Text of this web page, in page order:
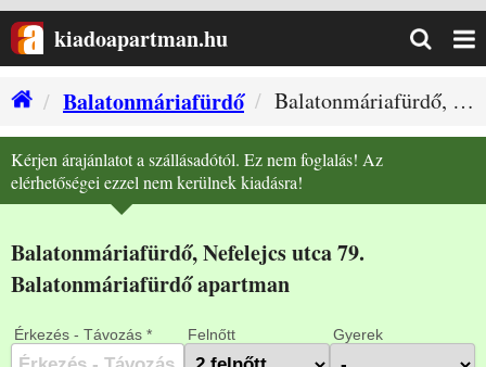
kiadoapartman.hu
Balatonmáriafürdő
Balatonmáriafürdő, Nefelejcs utca 79. (Balatonmáriafürdő szállás)
Kérjen árajánlatot a szállásadótól. Ez nem foglalás! Az
elérhetőségei ezzel nem kerülnek kiadásra!
Balatonmáriafürdő, Nefelejcs utca 79.
Balatonmáriafürdő apartman
Érkezés - Távozás * Felnőtt Gyerek